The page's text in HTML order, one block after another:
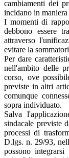
cambiamenti dei
incidano in
I momenti di
debbono essere
attraverso
evitare la
Per dare
nell'ambito delle
corso, ove
previste in altri
comunque
sopra individuato.
Salva
sindacale previste
processi di
D.lgs. n. 29/93,
possono